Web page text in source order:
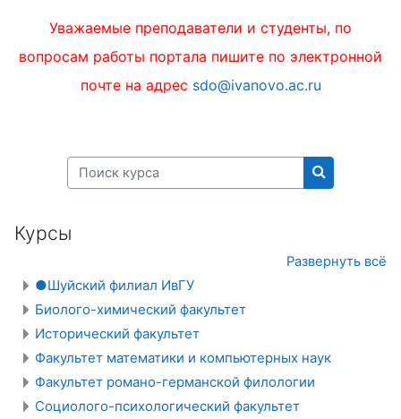
Уважаемые преподаватели и студенты, по
вопросам работы портала пишите по электронной
почте на адрес sdo@ivanovo.ac.ru
Поиск курса
Поиск курса
Курсы
Развернуть всё
●Шуйский филиал ИвГУ
Биолого-химический факультет
Исторический факультет
Факультет математики и компьютерных наук
Факультет романо-германской филологии
Социолого-психологический факультет